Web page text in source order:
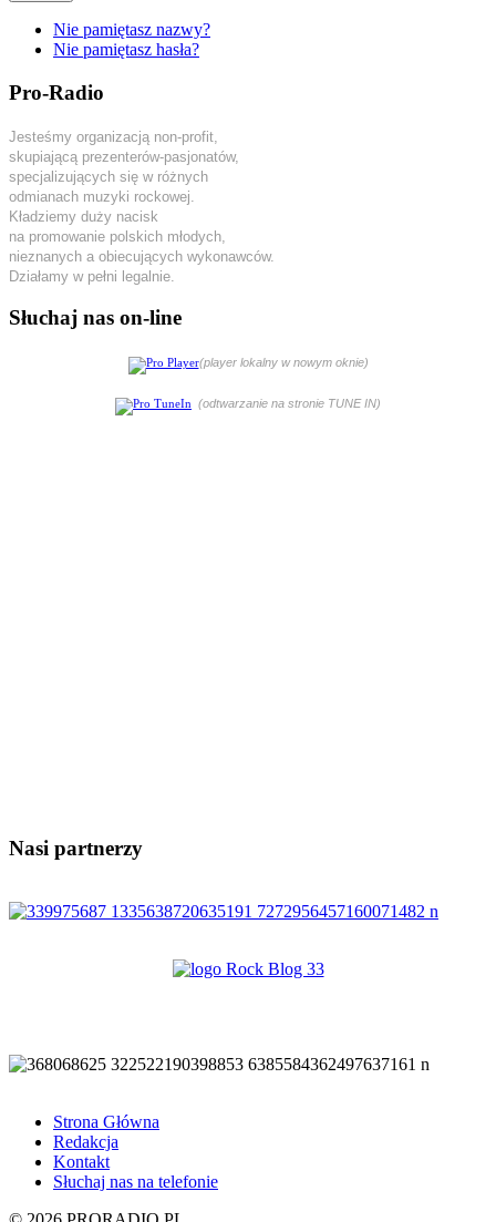
Nie pamiętasz nazwy?
Nie pamiętasz hasła?
Pro-Radio
Jesteśmy organizacją non-profit,
skupiającą prezenterów-pasjonatów,
specjalizujących się w różnych
odmianach muzyki rockowej.
Kładziemy duży nacisk
na promowanie polskich młodych,
nieznanych a obiecujących wykonawców.
Działamy w pełni legalnie.
Słuchaj nas on-line
(player lokalny w nowym oknie)
(odtwarzanie na stronie TUNE IN)
Nasi partnerzy
Strona Główna
Redakcja
Kontakt
Słuchaj nas na telefonie